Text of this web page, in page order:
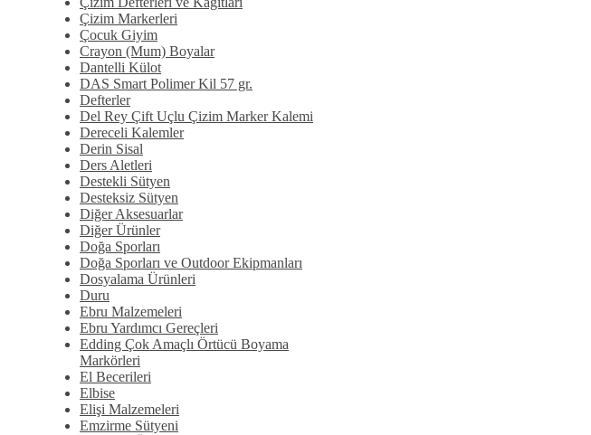
Çizim Markerleri
Çocuk Giyim
Crayon (Mum) Boyalar
Dantelli Külot
DAS Smart Polimer Kil 57 gr.
Defterler
Del Rey Çift Uçlu Çizim Marker Kalemi
Dereceli Kalemler
Derin Sisal
Ders Aletleri
Destekli Sütyen
Desteksiz Sütyen
Diğer Aksesuarlar
Diğer Ürünler
Doğa Sporları
Doğa Sporları ve Outdoor Ekipmanları
Dosyalama Ürünleri
Duru
Ebru Malzemeleri
Ebru Yardımcı Gereçleri
Edding Çok Amaçlı Örtücü Boyama
Markörleri
El Becerileri
Elbise
Elişi Malzemeleri
Emzirme Sütyeni